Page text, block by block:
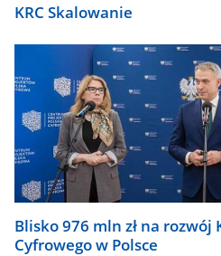
KRC Skalowanie
Blisko 976 mln zł na rozwój
Cyfrowego w Polsce